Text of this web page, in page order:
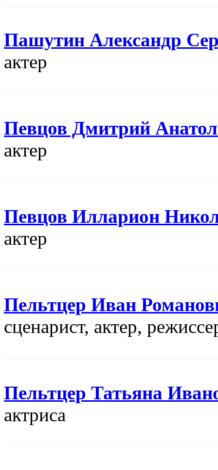
Пашутин Александр
актер
Певцов Дмитрий
актер
Певцов Илларион
актер
Пельтцер Иван
сценарист, актер,
Пельтцер Татьяна
актриса